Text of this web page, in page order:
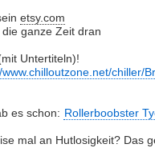
etsy.com
ganze Zeit dran
Untertiteln)!
www.chilloutzone.net/chiller/
es schon: Rollerboobster
mal an Hutlosigkeit? Das